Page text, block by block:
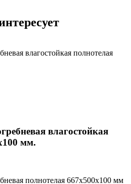
влагостойкая
мм.